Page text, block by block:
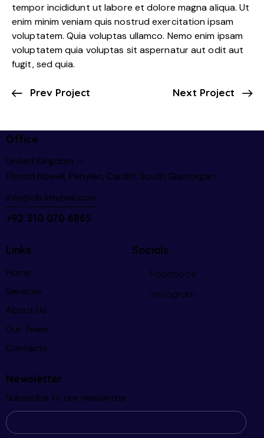
tempor incididunt ut labore et dolore magna aliqua. Ut
enim minim veniam quis nostrud exercitation ipsam
voluptatem. Quia voluptas ullamco. Nemo enim ipsam
voluptatem quia voluptas sit aspernatur aut odit aut
fugit, sed quia.
Prev Project Next Project
Office
United Kingdom —
Ffordd Nowell, Penylan, Cardiff, South Glamorgan
info@clickhypes.com
+92 310 070 6865
Links
Home
Services
About Us
Our Team
Contacts
Socials
Facebook
Instagram
Newsletter
Subscribe to our newsletter